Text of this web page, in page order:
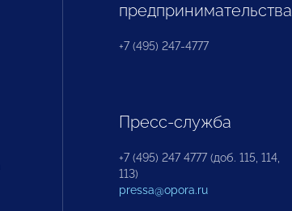
предпринимательства
+7 (495) 247-4777
Пресс-служба
+7 (495) 247 4777 (доб. 115, 114,
113)
pressa@opora.ru